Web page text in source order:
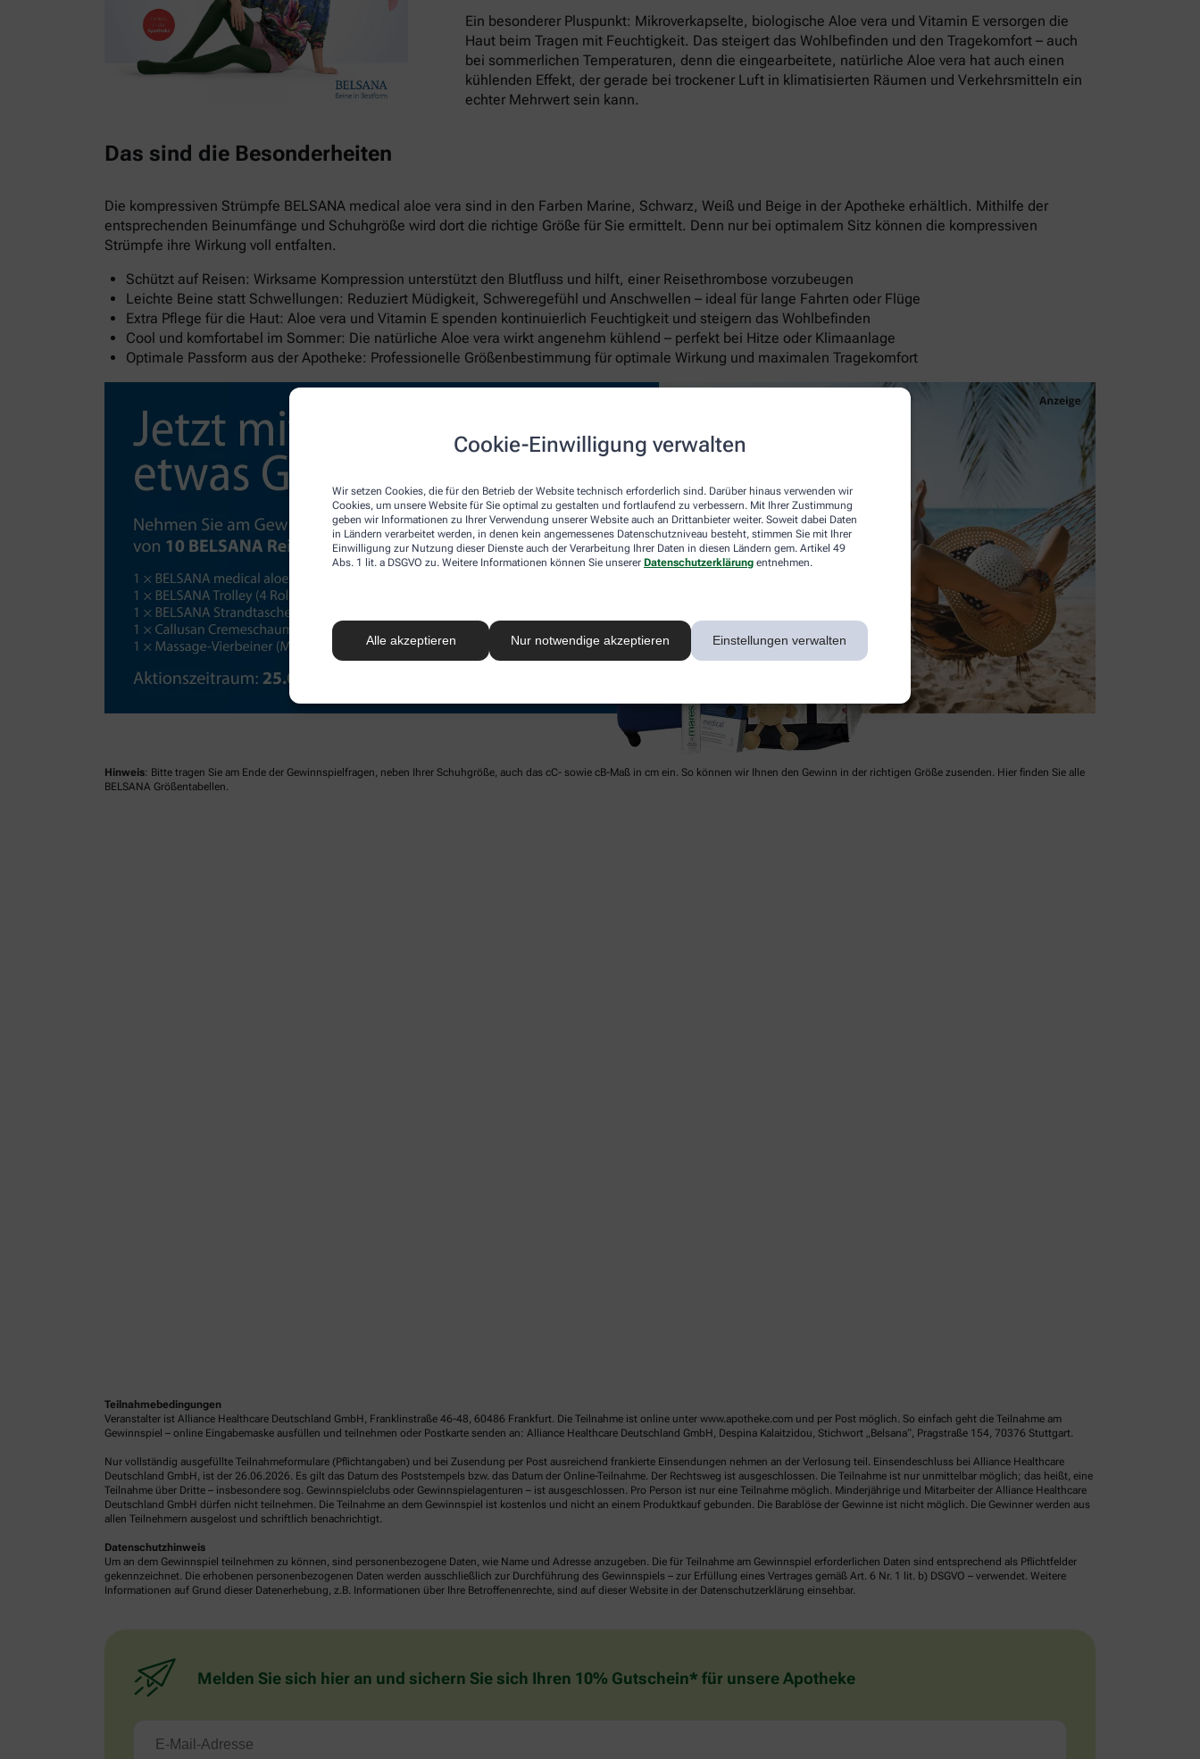
Cookie-Einwilligung verwalten
Wir setzen Cookies, die für den Betrieb der Website technisch erforderlich sind. Darüber hinaus verwenden wir
Cookies, um unsere Website für Sie optimal zu gestalten und fortlaufend zu verbessern. Mit Ihrer Zustimmung
geben wir Informationen zu Ihrer Verwendung unserer Website auch an Drittanbieter weiter. Soweit dabei Daten
in Ländern verarbeitet werden, in denen kein angemessenes Datenschutzniveau besteht, stimmen Sie mit Ihrer
Einwilligung zur Nutzung dieser Dienste auch der Verarbeitung Ihrer Daten in diesen Ländern gem. Artikel 49
Abs. 1 lit. a DSGVO zu. Weitere Informationen können Sie unserer Datenschutzerklärung entnehmen.
Alle akzeptieren Nur notwendige akzeptieren Einstellungen verwalten
Ein besonderer Pluspunkt: Mikroverkapselte, biologische Aloe vera und Vitamin E versorgen die
Haut beim Tragen mit Feuchtigkeit. Das steigert das Wohlbefinden und den Tragekomfort – auch
bei sommerlichen Temperaturen, denn die eingearbeitete, natürliche Aloe vera hat auch einen
kühlenden Effekt, der gerade bei trockener Luft in klimatisierten Räumen und Verkehrsmitteln ein
echter Mehrwert sein kann.
Das sind die Besonderheiten
Die kompressiven Strümpfe BELSANA medical aloe vera sind in den Farben Marine, Schwarz, Weiß und Beige in der Apotheke erhältlich. Mithilfe der
entsprechenden Beinumfänge und Schuhgröße wird dort die richtige Größe für Sie ermittelt. Denn nur bei optimalem Sitz können die kompressiven
Strümpfe ihre Wirkung voll entfalten.
Schützt auf Reisen: Wirksame Kompression unterstützt den Blutfluss und hilft, einer Reisethrombose vorzubeugen
Leichte Beine statt Schwellungen: Reduziert Müdigkeit, Schweregefühl und Anschwellen – ideal für lange Fahrten oder Flüge
Extra Pflege für die Haut: Aloe vera und Vitamin E spenden kontinuierlich Feuchtigkeit und steigern das Wohlbefinden
Cool und komfortabel im Sommer: Die natürliche Aloe vera wirkt angenehm kühlend – perfekt bei Hitze oder Klimaanlage
Optimale Passform aus der Apotheke: Professionelle Größenbestimmung für optimale Wirkung und maximalen Tragekomfort
Hinweis: Bitte tragen Sie am Ende der Gewinnspielfragen, neben Ihrer Schuhgröße, auch das cC- sowie cB-Maß in cm ein. So können wir Ihnen den Gewinn in der richtigen Größe zusenden. Hier finden Sie alle
BELSANA Größentabellen.
Teilnahmebedingungen
Veranstalter ist Alliance Healthcare Deutschland GmbH, Franklinstraße 46-48, 60486 Frankfurt. Die Teilnahme ist online unter www.apotheke.com und per Post möglich. So einfach geht die Teilnahme am
Gewinnspiel – online Eingabemaske ausfüllen und teilnehmen oder Postkarte senden an: Alliance Healthcare Deutschland GmbH, Despina Kalaitzidou, Stichwort „Belsana“, Pragstraße 154, 70376 Stuttgart.
Nur vollständig ausgefüllte Teilnahmeformulare (Pflichtangaben) und bei Zusendung per Post ausreichend frankierte Einsendungen nehmen an der Verlosung teil. Einsendeschluss bei Alliance Healthcare
Deutschland GmbH, ist der 26.06.2026. Es gilt das Datum des Poststempels bzw. das Datum der Online-Teilnahme. Der Rechtsweg ist ausgeschlossen. Die Teilnahme ist nur unmittelbar möglich; das heißt, eine
Teilnahme über Dritte – insbesondere sog. Gewinnspielclubs oder Gewinnspielagenturen – ist ausgeschlossen. Pro Person ist nur eine Teilnahme möglich. Minderjährige und Mitarbeiter der Alliance Healthcare
Deutschland GmbH dürfen nicht teilnehmen. Die Teilnahme an dem Gewinnspiel ist kostenlos und nicht an einem Produktkauf gebunden. Die Barablöse der Gewinne ist nicht möglich. Die Gewinner werden aus
allen Teilnehmern ausgelost und schriftlich benachrichtigt.
Datenschutzhinweis
Um an dem Gewinnspiel teilnehmen zu können, sind personenbezogene Daten, wie Name und Adresse anzugeben. Die für Teilnahme am Gewinnspiel erforderlichen Daten sind entsprechend als Pflichtfelder
gekennzeichnet. Die erhobenen personenbezogenen Daten werden ausschließlich zur Durchführung des Gewinnspiels – zur Erfüllung eines Vertrages gemäß Art. 6 Nr. 1 lit. b) DSGVO – verwendet. Weitere
Informationen auf Grund dieser Datenerhebung, z.B. Informationen über Ihre Betroffenenrechte, sind auf dieser Website in der Datenschutzerklärung einsehbar.
Melden Sie sich hier an und sichern Sie sich Ihren 10% Gutschein* für unsere Apotheke